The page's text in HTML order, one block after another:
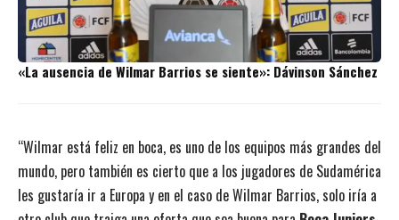
«La ausencia de Wilmar Barrios se siente»: Dávinson Sánchez
“Wilmar está feliz en boca, es uno de los equipos más grandes del
mundo, pero también es cierto que a los jugadores de Sudamérica
les gustaría ir a Europa y en el caso de Wilmar Barrios, solo iría a